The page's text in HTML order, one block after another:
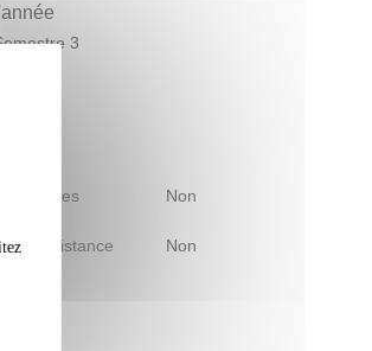
l'année
3
d'études Non
à distance Non